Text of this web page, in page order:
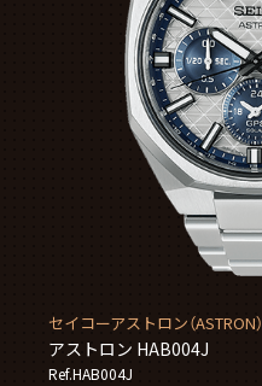
セイコーアストロン（ASTRON）
アストロン HAB004J
Ref.HAB004J